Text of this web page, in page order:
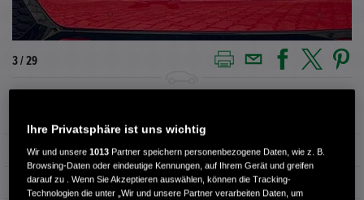
3 / 29
Innenausstattung Vollleder
Kilometerstand 84.000 km
Ihre Privatsphäre ist uns wichtig
Wir und unsere1013 Partner speichern personenbezogene Daten, wie z. B.
Browsing-Daten oder eindeutige Kennungen, auf Ihrem Gerät und greifen
darauf zu . Wenn Sie Akzeptieren auswählen, können die Tracking-
Technologien die unter „Wir und unsere Partner verarbeiten Daten, um